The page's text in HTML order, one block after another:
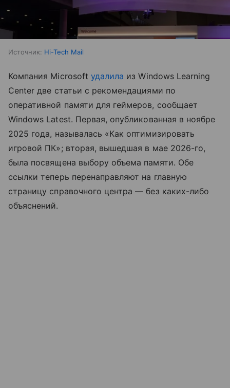
Источник: Hi-Tech Mail
Компания Microsoft удалила из Windows Learning
Center две статьи с рекомендациями по
оперативной памяти для геймеров, сообщает
Windows Latest. Первая, опубликованная в ноябре
2025 года, называлась «Как оптимизировать
игровой ПК»; вторая, вышедшая в мае 2026-го,
была посвящена выбору объема памяти. Обе
ссылки теперь перенаправляют на главную
страницу справочного центра — без каких-либо
объяснений.